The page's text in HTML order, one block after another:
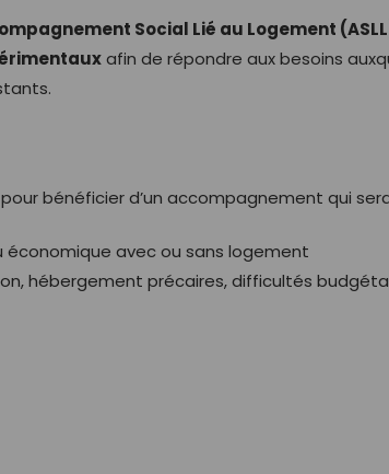
Social Lié au Logement
afin de répondre aux besoins
bénéficier d’un accompagnement qui
économique avec ou sans logement
hébergement précaires, difficultés